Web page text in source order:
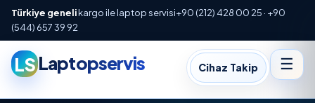
Türkiye genelikargo ile laptop servisi+90 (212) 428 00 25 · +90
(544) 657 39 92
LSLaptopservis Cihaz Takip ☰